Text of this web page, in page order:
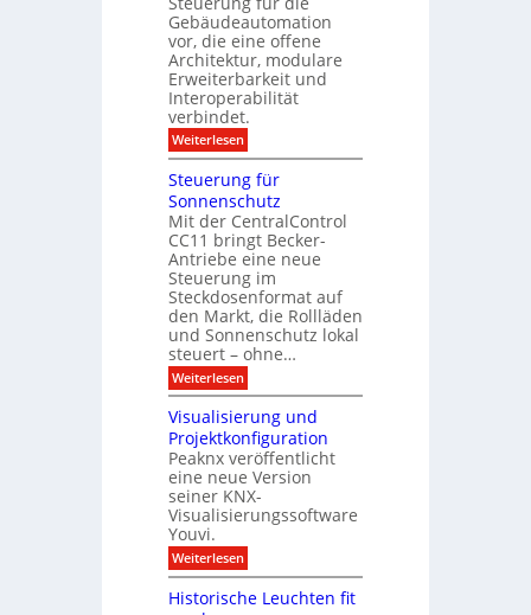
c
h
z
u
E
n
d
e
D
i
s
p
l
a
y
f
ü
r
G
e
b
ä
u
d
e
:
D
t
e
n
a
n
a
l
y
s
e
d
i
e
k
t
i
n
e
r
I
n
Gebäudeautomation
vor, die eine offene
Architektur, modulare
Erweiterbarkeit und
Interoperabilität
verbindet.
Weiterlesen:
M
d
u
l
a
r
e
r
C
o
n
t
r
o
l
e
r
m
i
t
K
X
-
n
Steuerung für
Sonnenschutz
Mit der CentralControl
CC11 bringt Becker-
Antriebe eine neue
Steuerung im
Steckdosenformat auf
den Markt, die Rollläden
und Sonnenschutz lokal
steuert – ohne…
Weiterlesen:
S
e
u
e
r
u
n
g
ü
r
S
o
Visualisierung und
Projektkonfiguration
Peaknx veröffentlicht
eine neue Version
seiner KNX-
Visualisierungssoftware
Youvi.
Weiterlesen:
V
s
Historische Leuchten fit